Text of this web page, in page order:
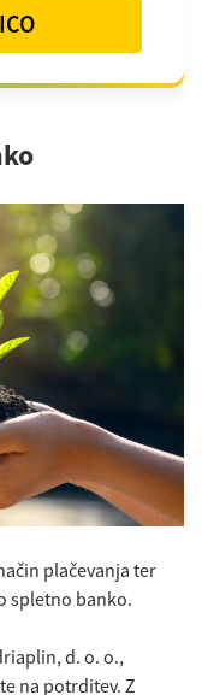
plačevanja ter
spletno banko.
d. o. o.,
na potrditev. Z